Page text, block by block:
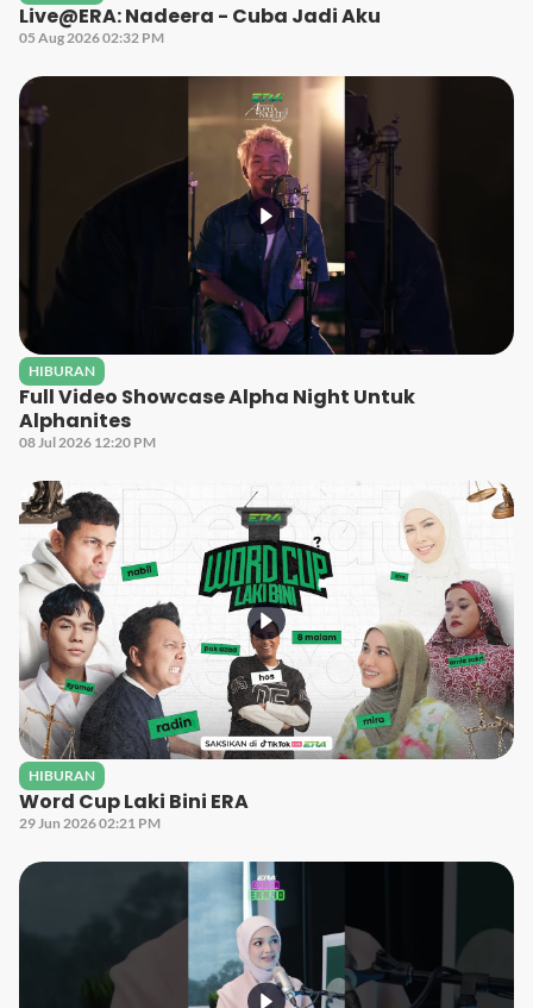
Live@ERA: Nadeera - Cuba Jadi Aku
05 Aug 2026 02:32 PM
HIBURAN
Full Video Showcase Alpha Night Untuk
Alphanites
08 Jul 2026 12:20 PM
HIBURAN
Word Cup Laki Bini ERA
29 Jun 2026 02:21 PM